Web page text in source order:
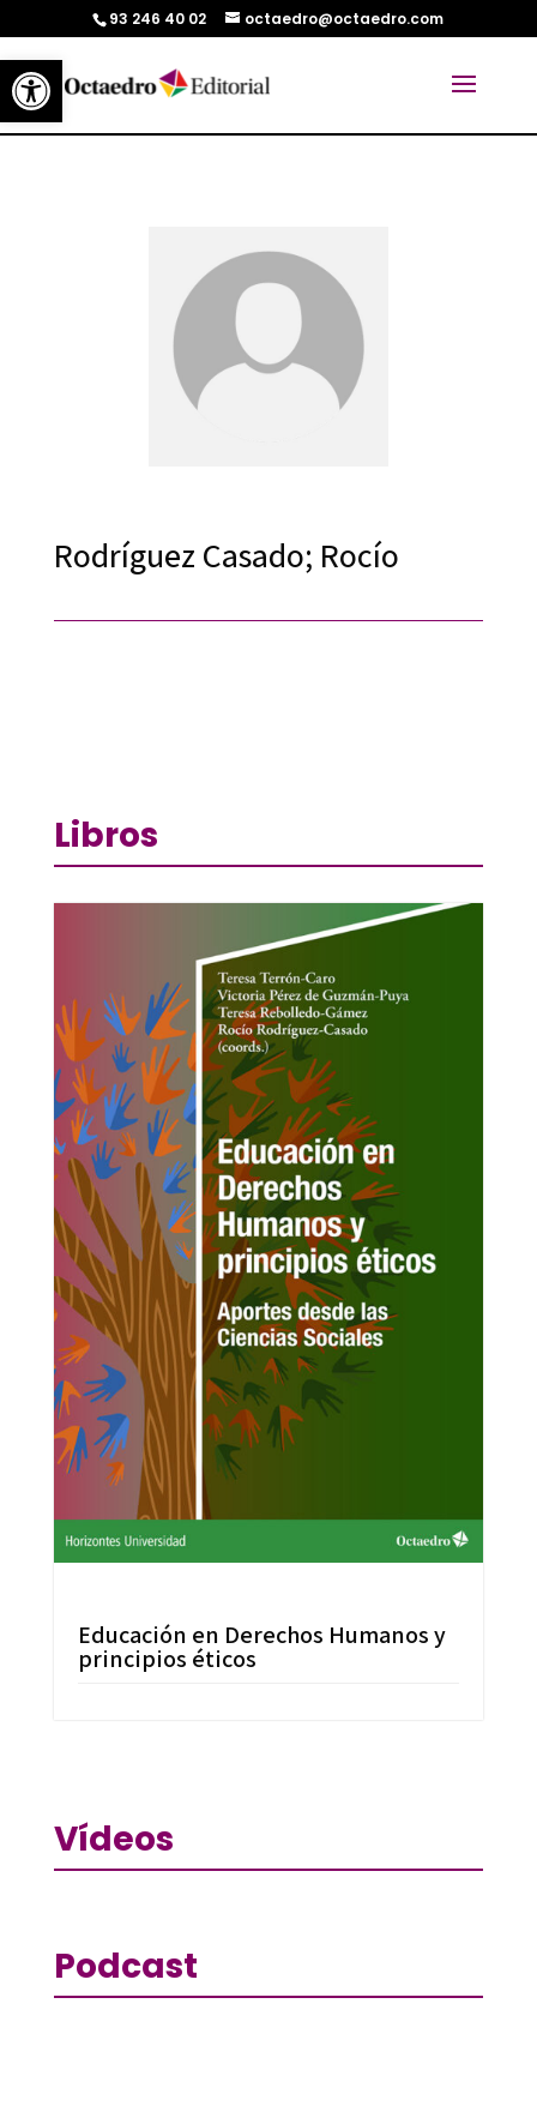
Abrir barra de herramientas
93 246 40 02 octaedro@octaedro.com
Rodríguez Casado; Rocío
Libros
Educación en Derechos Humanos y
principios éticos
Vídeos
Podcast